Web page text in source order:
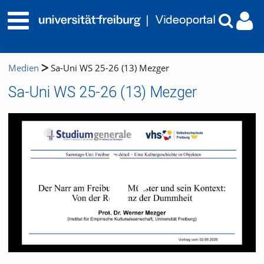
Medien Sa-Uni WS 25-26 (13) Mezger
Sa-Uni WS 25-26 (13) Mezger